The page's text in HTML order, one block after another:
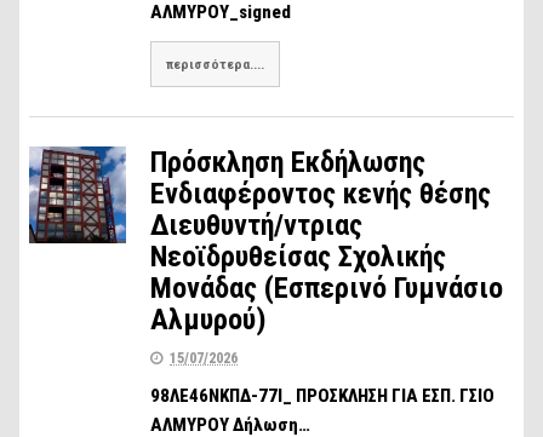
ΑΛΜΥΡΟΥ_signed
περισσότερα....
Πρόσκληση Εκδήλωσης
Ενδιαφέροντος κενής θέσης
Διευθυντή/ντριας
Νεοϊδρυθείσας Σχολικής
Μονάδας (Εσπερινό Γυμνάσιο
Αλμυρού)
15/07/2026
98ΛΕ46ΝΚΠΔ-77Ι_ ΠΡΟΣΚΛΗΣΗ ΓΙΑ ΕΣΠ. ΓΣΙΟ
ΑΛΜΥΡΟΥ Δήλωση…